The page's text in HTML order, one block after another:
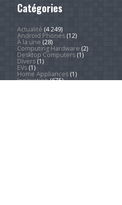
Catégories
Actualité (4 249)
Android Phones(12)
À la une (28)
Computing Hardware (2)
Desktop Computers(1)
Divers(1)
EVs(1)
Home Appliances(1)
Innovation(675)